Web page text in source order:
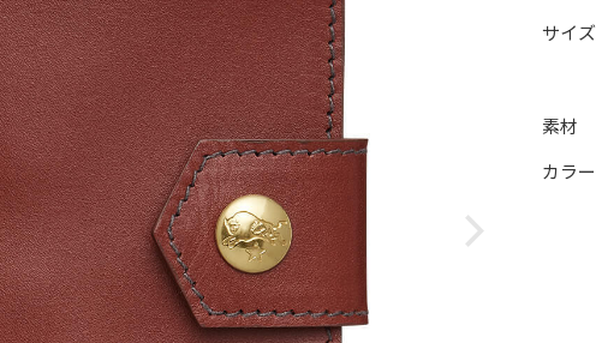
サイズ
素材
カラー